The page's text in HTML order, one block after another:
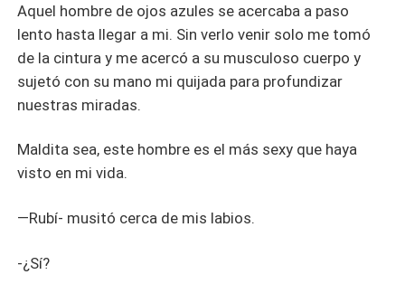
Aquel hombre de ojos azules se acercaba a paso
lento hasta llegar a mi. Sin verlo venir solo me tomó
de la cintura y me acercó a su musculoso cuerpo y
sujetó con su mano mi quijada para profundizar
nuestras miradas.
Maldita sea, este hombre es el más sexy que haya
visto en mi vida.
—Rubí- musitó cerca de mis labios.
-¿Sí?